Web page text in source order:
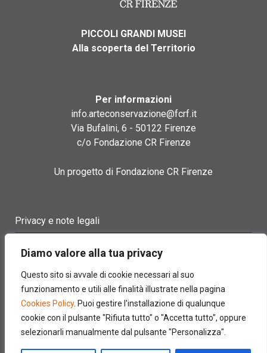
Diamo valore alla tua privacy
Questo sito si avvale di cookie necessari al suo
funzionamento e utili alle finalità illustrate nella pagina
Cookies Policy. Puoi gestire l'installazione di qualunque
cookie con il pulsante "Rifiuta tutto" o "Accetta tutto", oppure
selezionarli manualmente dal pulsante "Personalizza".
PICCOLI GRANDI MUSEI
Alla scoperta del Territorio
Per informazioni
info.arteconservazione@fcrf.it
Via Bufalini, 6 - 50122 Firenze
c/o Fondazione CR Firenze
Un progetto di Fondazione CR Firenze
Privacy e note legali
Cookie policy
Contatti